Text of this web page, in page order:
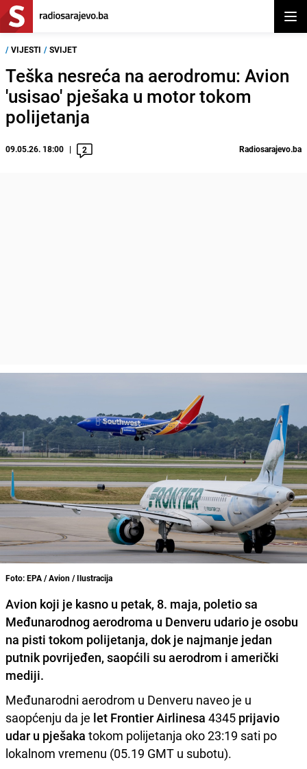
/ VIJESTI / SVIJET
Teška nesreća na aerodromu: Avion
'usisao' pješaka u motor tokom
polijetanja
09.05.26. 18:00 2 Radiosarajevo.ba
Foto: EPA / Avion / Ilustracija
Avion koji je kasno u petak, 8. maja, poletio sa
Međunarodnog aerodroma u Denveru udario je osobu
na pisti tokom polijetanja, dok je najmanje jedan
putnik povrijeđen, saopćili su aerodrom i američki
mediji.
Međunarodni aerodrom u Denveru naveo je u
saopćenju da je let Frontier Airlinesa 4345 prijavio
udar u pješaka tokom polijetanja oko 23:19 sati po
lokalnom vremenu (05.19 GMT u subotu).